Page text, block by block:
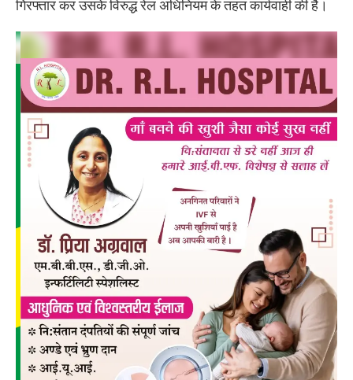
गिरफ्तार कर उसके विरुद्ध रेल अधिनियम के तहत कार्यवाही की है।